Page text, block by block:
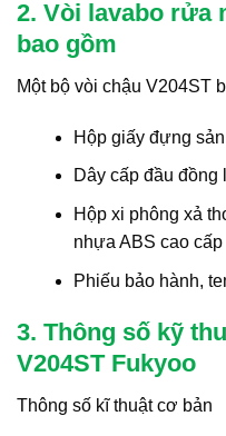
2. Vòi lavabo rửa
bao gồm
Một bộ vòi chậu V204ST
Hộp giấy đựng
Dây cấp đầu
Hộp xi phông xả
nhựa ABS cao cấp
Phiếu bảo hành,
3. Thông số kỹ
V204ST Fukyoo
Thông số kĩ thuật cơ bản